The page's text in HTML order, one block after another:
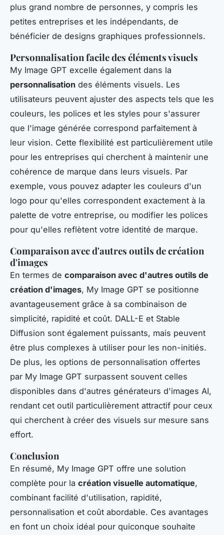
plus grand nombre de personnes, y compris les
petites entreprises et les indépendants, de
bénéficier de designs graphiques professionnels.
Personnalisation facile des éléments visuels
My Image GPT excelle également dans la
personnalisation des éléments visuels. Les
utilisateurs peuvent ajuster des aspects tels que les
couleurs, les polices et les styles pour s'assurer
que l'image générée correspond parfaitement à
leur vision. Cette flexibilité est particulièrement utile
pour les entreprises qui cherchent à maintenir une
cohérence de marque dans leurs visuels. Par
exemple, vous pouvez adapter les couleurs d'un
logo pour qu'elles correspondent exactement à la
palette de votre entreprise, ou modifier les polices
pour qu'elles reflètent votre identité de marque.
Comparaison avec d'autres outils de création
d'images
En termes de comparaison avec d'autres outils de
création d'images, My Image GPT se positionne
avantageusement grâce à sa combinaison de
simplicité, rapidité et coût. DALL-E et Stable
Diffusion sont également puissants, mais peuvent
être plus complexes à utiliser pour les non-initiés.
De plus, les options de personnalisation offertes
par My Image GPT surpassent souvent celles
disponibles dans d'autres générateurs d'images AI,
rendant cet outil particulièrement attractif pour ceux
qui cherchent à créer des visuels sur mesure sans
effort.
Conclusion
En résumé, My Image GPT offre une solution
complète pour la création visuelle automatique,
combinant facilité d'utilisation, rapidité,
personnalisation et coût abordable. Ces avantages
en font un choix idéal pour quiconque souhaite